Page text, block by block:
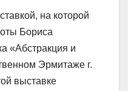
на которой
Бориса
«Абстракция и
Эрмитаже г.
выставке